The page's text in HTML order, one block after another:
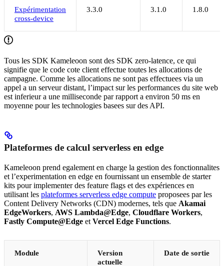
Expérimentation
cross-device
3.3.0 3.1.0 1.8.0
Tous les SDK Kameleoon sont des SDK zero-latence, ce qui
signifie que le code cote client effectue toutes les allocations de
campagne. Comme les allocations ne sont pas effectuees via un
appel a un serveur distant, l’impact sur les performances du site web
est inferieur a une milliseconde par rapport a environ 50 ms en
moyenne pour les technologies basees sur des API.
Plateformes de calcul serverless en edge
Kameleoon prend egalement en charge la gestion des fonctionnalites
et l’experimentation en edge en fournissant un ensemble de starter
kits pour implementer des feature flags et des expériences en
utilisant les plateformes serverless edge compute proposees par les
Content Delivery Networks (CDN) modernes, tels que Akamai
EdgeWorkers, AWS Lambda@Edge, Cloudflare Workers,
Fastly Compute@Edge et Vercel Edge Functions.
Module
Version
actuelle
Date de sortie